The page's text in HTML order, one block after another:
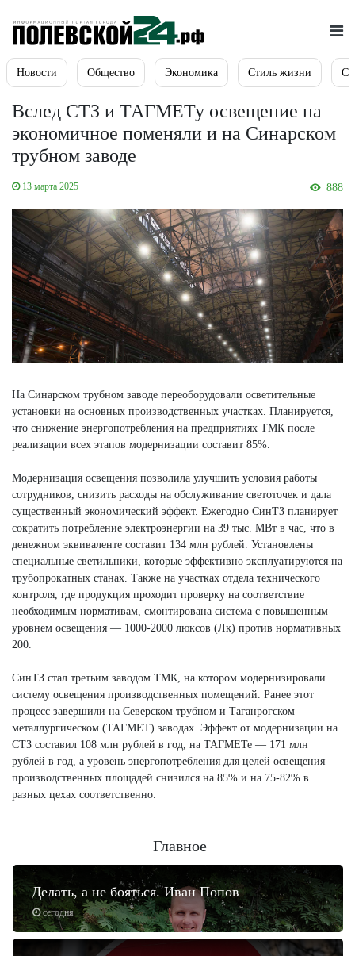
Новости Общество Экономика Стиль жизни
Вслед СТЗ и ТАГМЕТу освещение на
экономичное поменяли и на Синарском
трубном заводе
13 марта 2025 888
На Синарском трубном заводе переоборудовали осветительные
установки на основных производственных участках. Планируется,
что снижение энергопотребления на предприятиях ТМК после
реализации всех этапов модернизации составит 85%.
Модернизация освещения позволила улучшить условия работы
сотрудников, снизить расходы на обслуживание светоточек и дала
существенный экономический эффект. Ежегодно СинТЗ планирует
сократить потребление электроэнергии на 39 тыс. МВт в час, что в
денежном эквиваленте составит 134 млн рублей. Установлены
специальные светильники, которые эффективно эксплуатируются на
трубопрокатных станах. Также на участках отдела технического
контроля, где продукция проходит проверку на соответствие
необходимым нормативам, смонтирована система с повышенным
уровнем освещения — 1000-2000 люксов (Лк) против нормативных
200.
СинТЗ стал третьим заводом ТМК, на котором модернизировали
систему освещения производственных помещений. Ранее этот
процесс завершили на Северском трубном и Таганрогском
металлургическом (ТАГМЕТ) заводах. Эффект от модернизации на
СТЗ составил 108 млн рублей в год, на ТАГМЕТе — 171 млн
рублей в год, а уровень энергопотребления для целей освещения
производственных площадей снизился на 85% и на 75-82% в
разных цехах соответственно.
Главное
сегодня
Делать, а не бояться. Иван Попов